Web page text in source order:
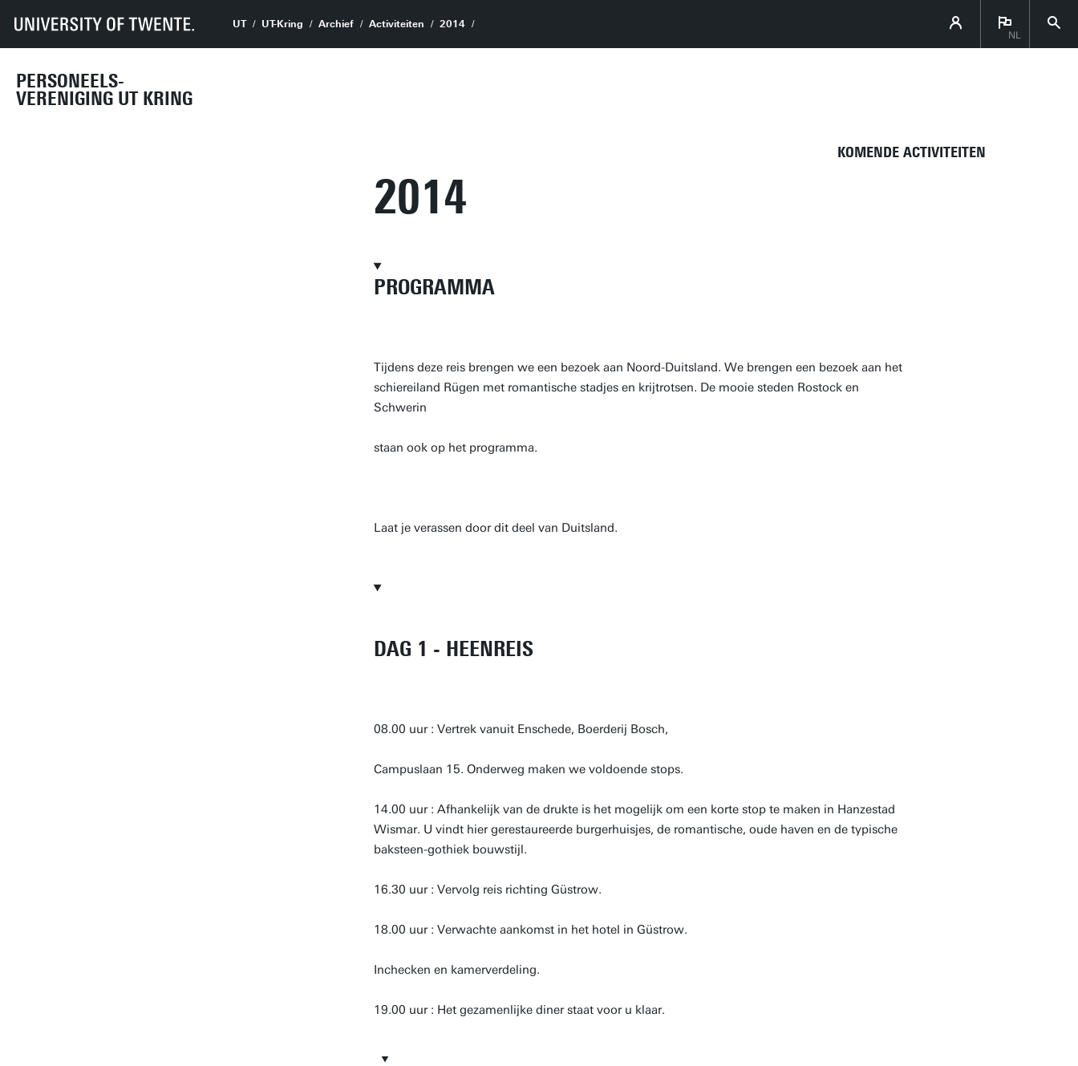
PERSONEELS-
VERENIGING UT KRING
UT UT-Kring Archief Activiteiten
2014
NL
2014
KOMENDE ACTIVITEITEN
PROGRAMMA
Tijdens deze reis brengen we een bezoek aan Noord-Duitsland. We brengen een bezoek aan het
schiereiland Rügen met romantische stadjes en krijtrotsen. De mooie steden Rostock en
Schwerin
staan ook op het programma.
Laat je verassen door dit deel van Duitsland.
DAG 1 - HEENREIS
08.00 uur : Vertrek vanuit Enschede, Boerderij Bosch,
Campuslaan 15. Onderweg maken we voldoende stops.
14.00 uur : Afhankelijk van de drukte is het mogelijk om een korte stop te maken in Hanzestad
Wismar. U vindt hier gerestaureerde burgerhuisjes, de romantische, oude haven en de typische
baksteen-gothiek bouwstijl.
16.30 uur : Vervolg reis richting Güstrow.
18.00 uur : Verwachte aankomst in het hotel in Güstrow.
Inchecken en kamerverdeling.
19.00 uur : Het gezamenlijke diner staat voor u klaar.